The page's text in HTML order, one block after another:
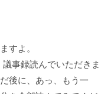
すよ。
事録読んでいただきま
後に、あっ、もう一